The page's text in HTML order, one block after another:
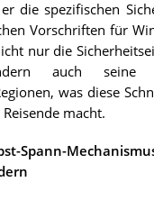
die spezifischen
Vorschriften für
nur die
auch seine
was diese
macht.
Spann-